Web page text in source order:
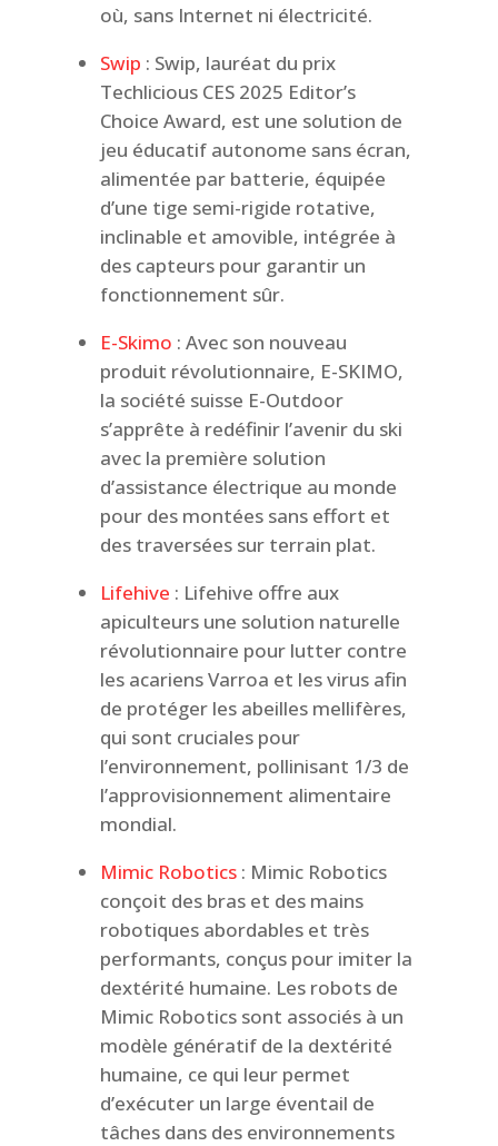
où, sans Internet ni électricité.
Swip : Swip, lauréat du prix
Techlicious CES 2025 Editor’s
Choice Award, est une solution de
jeu éducatif autonome sans écran,
alimentée par batterie, équipée
d’une tige semi-rigide rotative,
inclinable et amovible, intégrée à
des capteurs pour garantir un
fonctionnement sûr.
E-Skimo : Avec son nouveau
produit révolutionnaire, E-SKIMO,
la société suisse E-Outdoor
s’apprête à redéfinir l’avenir du ski
avec la première solution
d’assistance électrique au monde
pour des montées sans effort et
des traversées sur terrain plat.
Lifehive : Lifehive offre aux
apiculteurs une solution naturelle
révolutionnaire pour lutter contre
les acariens Varroa et les virus afin
de protéger les abeilles mellifères,
qui sont cruciales pour
l’environnement, pollinisant 1/3 de
l’approvisionnement alimentaire
mondial.
Mimic Robotics : Mimic Robotics
conçoit des bras et des mains
robotiques abordables et très
performants, conçus pour imiter la
dextérité humaine. Les robots de
Mimic Robotics sont associés à un
modèle génératif de la dextérité
humaine, ce qui leur permet
d’exécuter un large éventail de
tâches dans des environnements